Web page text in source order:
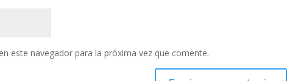
este navegador para la próxima vez que comente.